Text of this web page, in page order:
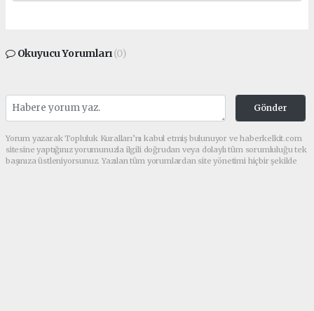
Okuyucu Yorumları(0)
Gönder
Yorum yazarak Topluluk Kuralları’nı kabul etmiş bulunuyor ve haberkelkit.com
sitesine yaptığınız yorumunuzla ilgili doğrudan veya dolaylı tüm sorumluluğu tek
başınıza üstleniyorsunuz. Yazılan tüm yorumlardan site yönetimi hiçbir şekilde